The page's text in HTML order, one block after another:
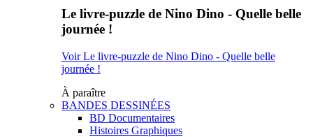
Le livre-puzzle de Nino Dino - Quelle belle
journée !
Voir Le livre-puzzle de Nino Dino - Quelle belle
journée !
À paraître
BANDES DESSINÉES
BD Documentaires
Histoires Graphiques